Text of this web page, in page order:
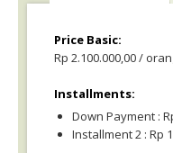
Price Basic:
Rp 2.100.000,00 /
Installments:
Down Payment :
Installment 2 : Rp